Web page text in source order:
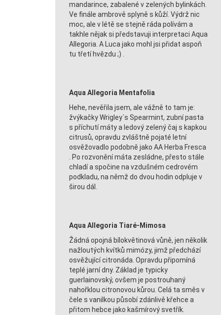
mandarince, zabalené v zelených bylinkách.
Ve finále ambrově splyně s kůží. Výdrž nic
moc, ale v létě se stejně ráda polívám a
takhle nějak si představuji interpretaci Aqua
Allegoria. A Luca jako mohl jsi přidat aspoň
tu třetí hvězdu ;) .
Aqua Allegoria Mentafolia
Hehe, nevěřila jsem, ale vážně to tam je:
žvýkačky Wrigley´s Spearmint, zubní pasta
s příchutí máty a ledový zelený čaj s kapkou
citrusů, opravdu zvláštně pojaté letní
osvěžovadlo podobně jako AA Herba Fresca
. Po rozvonění máta zesládne, přesto stále
chladí a spočine na vzdušném cedrovém
podkladu, na němž do dvou hodin odpluje v
širou dál.
Aqua Allegoria Tiaré-Mimosa
Žádná opojná bílokvětinová vůně, jen několik
nažloutých kvítků mimózy, jimž předchází
osvěžující citronáda. Opravdu připomíná
teplé jarní dny. Základ je typicky
guerlainovský, ovšem je postrouhaný
nahořklou citronovou kůrou. Celá ta směs v
čele s vanilkou působí zdánlivě křehce a
přitom hebce jako kašmírový svetřík.